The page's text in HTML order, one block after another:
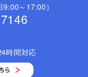
～17:00）
時間対応